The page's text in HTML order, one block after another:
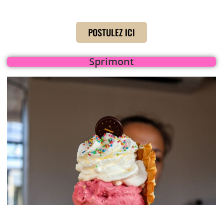
POSTULEZ ICI
Sprimont